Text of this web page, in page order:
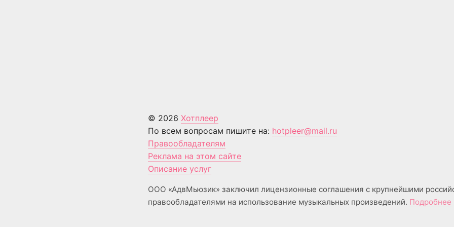
© 2026 Хотплеер
По всем вопросам пишите на: hotpleer@mail.ru
Правообладателям
Реклама на этом сайте
Описание услуг
ООО «АдвМьюзик» заключил лицензионные соглашения с крупнейшими
правообладателями на использование музыкальных произведений. Подробнее